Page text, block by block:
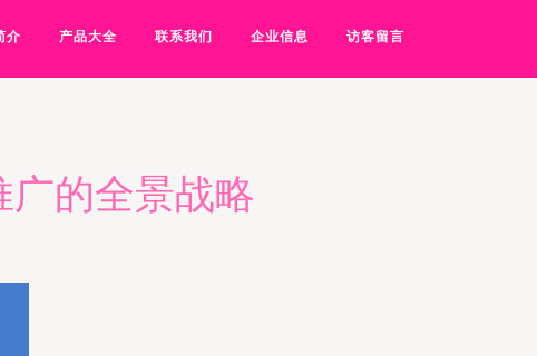
介 产品大全 联系我们 企业信息 访客留言
的全景战略